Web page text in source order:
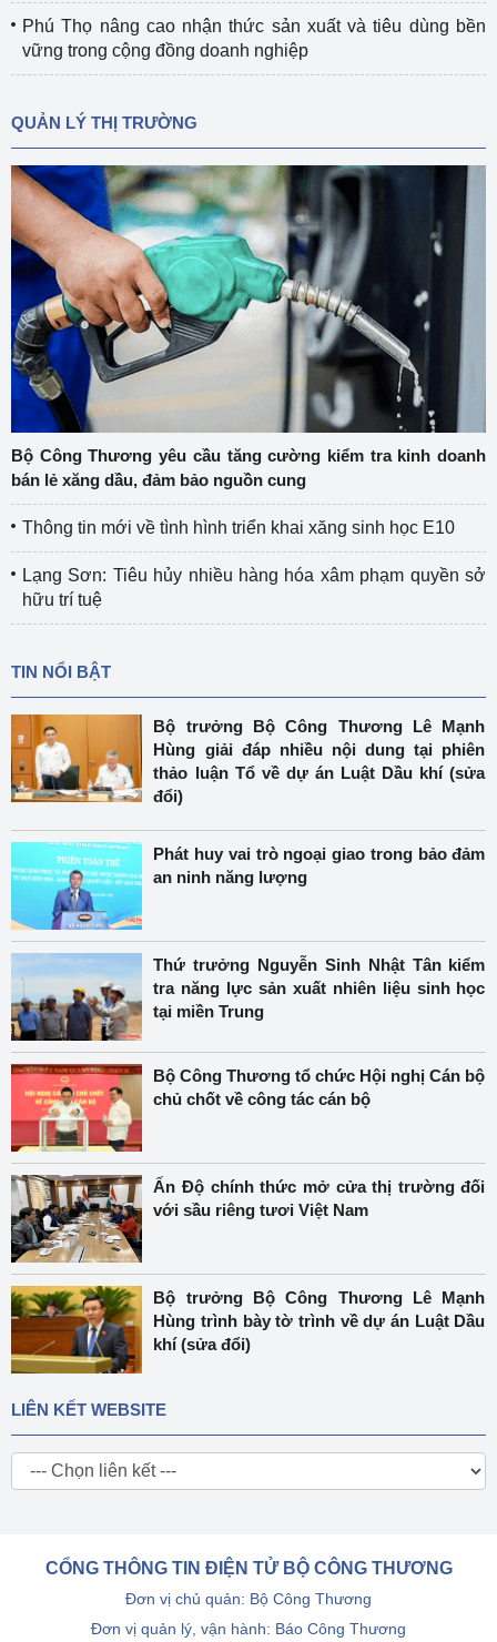
Phú Thọ nâng cao nhận thức sản xuất và tiêu dùng bền
vững trong cộng đồng doanh nghiệp
QUẢN LÝ THỊ TRƯỜNG
Bộ Công Thương yêu cầu tăng cường kiểm tra kinh doanh
bán lẻ xăng dầu, đảm bảo nguồn cung
Thông tin mới về tình hình triển khai xăng sinh học E10
Lạng Sơn: Tiêu hủy nhiều hàng hóa xâm phạm quyền sở
hữu trí tuệ
TIN NỔI BẬT
Bộ trưởng Bộ Công Thương Lê Mạnh
Hùng giải đáp nhiều nội dung tại phiên
thảo luận Tổ về dự án Luật Dầu khí (sửa
đổi)
Phát huy vai trò ngoại giao trong bảo đảm
an ninh năng lượng
Thứ trưởng Nguyễn Sinh Nhật Tân kiểm
tra năng lực sản xuất nhiên liệu sinh học
tại miền Trung
Bộ Công Thương tổ chức Hội nghị Cán bộ
chủ chốt về công tác cán bộ
Ấn Độ chính thức mở cửa thị trường đối
với sầu riêng tươi Việt Nam
Bộ trưởng Bộ Công Thương Lê Mạnh
Hùng trình bày tờ trình về dự án Luật Dầu
khí (sửa đổi)
LIÊN KẾT WEBSITE
CỔNG THÔNG TIN ĐIỆN TỬ BỘ CÔNG THƯƠNG
Đơn vị chủ quản: Bộ Công Thương
Đơn vị quản lý, vận hành: Báo Công Thương